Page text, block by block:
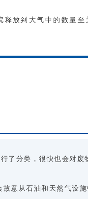
放到大气中的数量至
分类，很快也会对废
意从石油和天然气设施